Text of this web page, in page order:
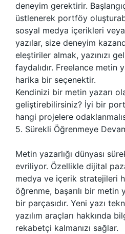
deneyim gerektirir.
üstlenerek portföy
sosyal medya içerikleri
yazılar, size deneyim
eleştiriler almak, yazınızı
faydalıdır. Freelance metin
harika bir seçenektir.
Kendinizi bir metin yazarı
geliştirebilirsiniz? İyi bir
hangi projelere
5. Sürekli Öğrenmeye
Metin yazarlığı dünyası
evriliyor. Özellikle dijital
medya ve içerik stratejileri
öğrenme, başarılı bir metin
bir parçasıdır. Yeni yazı
yazılım araçları hakkında
rekabetçi kalmanızı sağlar.